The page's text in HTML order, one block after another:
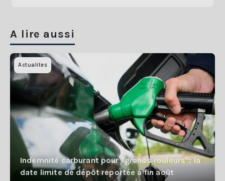
A lire aussi
Actualites
Indemnité carburant pour "grands rouleurs": la
date limite de dépôt reportée à fin août